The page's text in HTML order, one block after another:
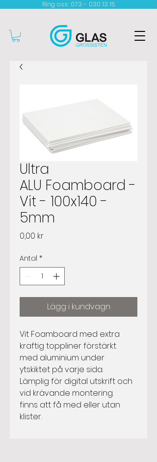
Ring oss: 073 - 030 13 15​
Ultra
ALU Foamboard -
Vit - 100x140 -
5mm
0,00 krPris
Antal *
Lägg i kundvagn
Vit Foamboard med extra
kraftig toppliner förstärkt
med aluminium under
ytskiktet på varje sida.
Lämplig för digital utskrift och
vid krävande montering.
finns att få med eller utan
klister.